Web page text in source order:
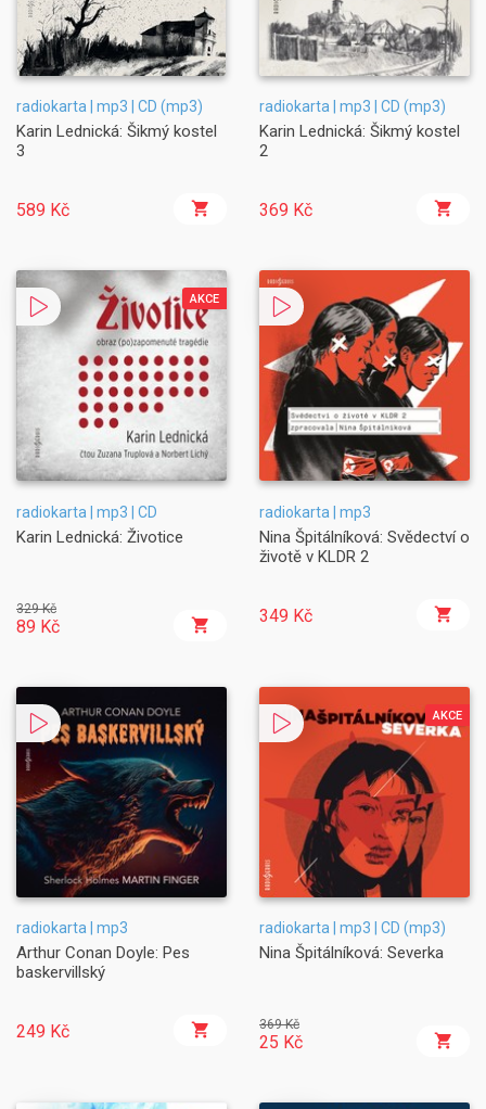
radiokarta | mp3 | CD (mp3)
Karin Lednická: Šikmý kostel
3
589 Kč
radiokarta | mp3 | CD (mp3)
Karin Lednická: Šikmý kostel
2
369 Kč
AKCE
radiokarta | mp3 | CD
Karin Lednická: Životice
329 Kč
89 Kč
radiokarta | mp3
Nina Špitálníková: Svědectví o
životě v KLDR 2
349 Kč
radiokarta | mp3
Arthur Conan Doyle: Pes
baskervillský
249 Kč
AKCE
radiokarta | mp3 | CD (mp3)
Nina Špitálníková: Severka
369 Kč
25 Kč